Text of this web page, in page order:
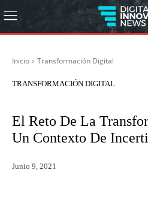
Inicio Transformación Digital
TRANSFORMACIÓN DIGITAL
El Reto De La
Un Contexto De
Junio 9, 2021